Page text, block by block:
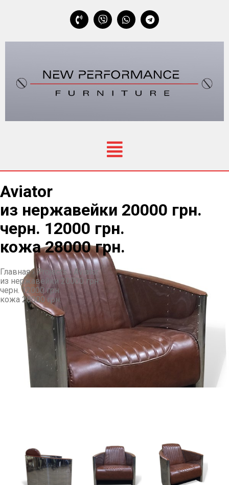
Aviator
из нержавейки 20000 грн.
черн. 12000 грн.
кожа 28000 грн.
Главная›Projects›Aviator
из нержавейки 20000 грн.
черн. 12000 грн.
кожа 28000 грн.